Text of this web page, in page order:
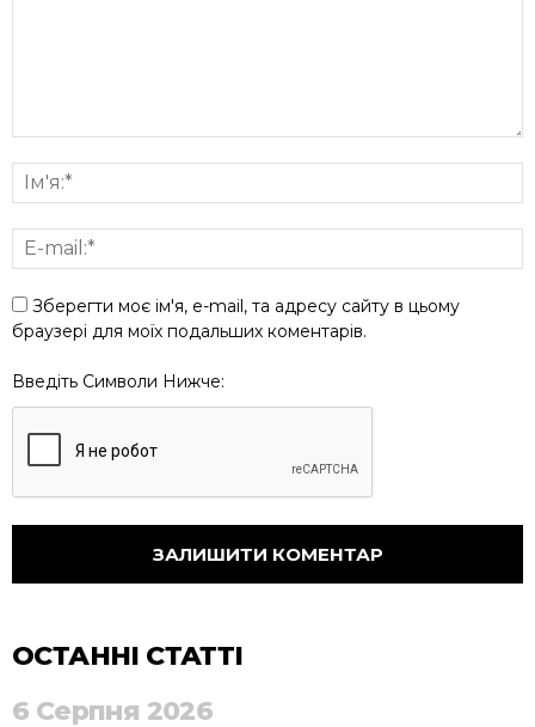
Зберегти моє ім'я, e-mail, та адресу сайту в цьому
браузері для моїх подальших коментарів.
Введіть Символи Нижче:
ОСТАННІ СТАТТІ
6 Серпня 2026